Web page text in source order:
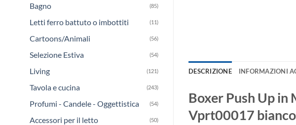
Bagno (85)
Letti ferro battuto o imbottiti (11)
Cartoons/Animali (56)
Selezione Estiva (54)
Living (121)
Tavola e cucina (243)
Profumi - Candele - Oggettistica (54)
Accessori per il letto (50)
DESCRIZIONE INFORMAZIONI
Boxer Push Up in
Vprt00017